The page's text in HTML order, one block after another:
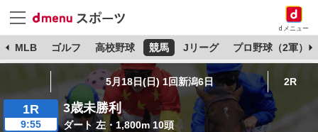
dメニュー
MLB ゴルフ 高校野球 競馬 Jリーグ プロ野球（2軍）
5月18日(日) 1回新潟6日 2R
1R
9:55
3歳未勝利
ダート 左・1,800m 10頭